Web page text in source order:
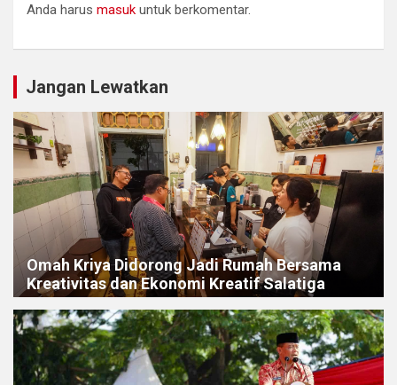
Anda harus masuk untuk berkomentar.
Jangan Lewatkan
Omah Kriya Didorong Jadi Rumah Bersama
Kreativitas dan Ekonomi Kreatif Salatiga